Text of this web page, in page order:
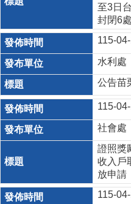
至3日
封閉6
115-
水利處
公告苗
115-
社會處
證照獎
收入戶
放申請
115-